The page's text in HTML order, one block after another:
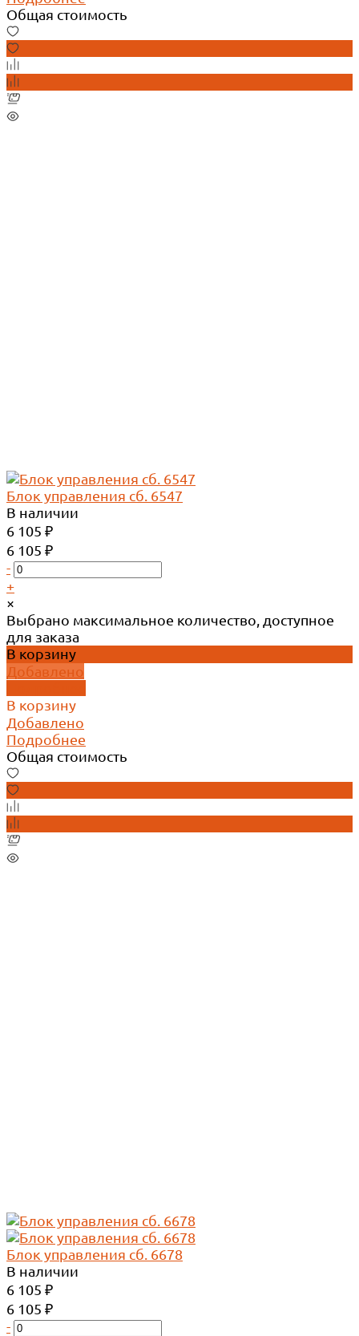
Общая стоимость
Блок управления сб. 6547
В наличии
6 105 ₽
6 105 ₽
-
+
×
Выбрано максимальное количество, доступное
для заказа
В корзину
Добавлено
В корзину
Добавлено
Подробнее
Общая стоимость
Блок управления сб. 6678
В наличии
6 105 ₽
6 105 ₽
-